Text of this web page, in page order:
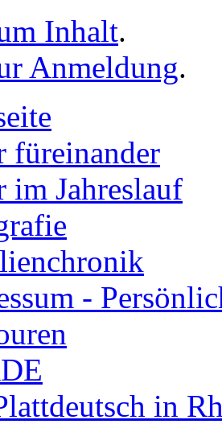
Inhalt.
Anmeldung.
füreinander
im Jahreslauf
-
in